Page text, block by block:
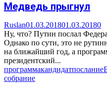
Медведь прыгнул
Ruslan01.03.201801.03.20180
Ну, что? Путин послал
Однако по сути, это не
на ближайший год, а
президентский...
программакандидатпослание
собрание